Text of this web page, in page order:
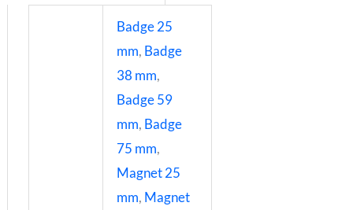
Badge 25
mm, Badge
38 mm,
Badge 59
mm, Badge
75 mm,
Magnet 25
mm, Magnet